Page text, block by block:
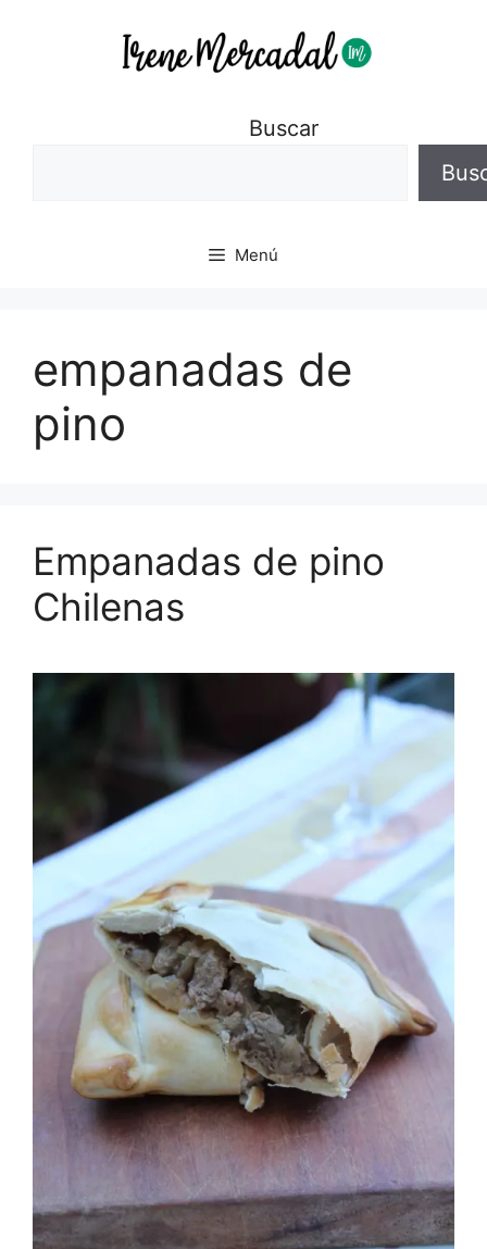
Buscar
Menú
empanadas de
pino
Empanadas de pino
Chilenas